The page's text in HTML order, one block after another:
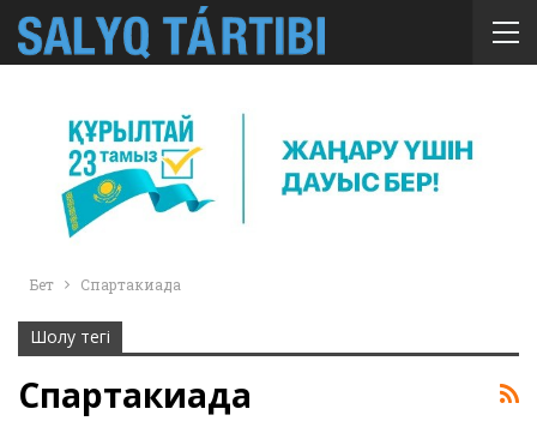
Бет Спартакиада
Шолу тегі
Спартакиада